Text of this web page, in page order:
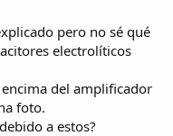
pero no sé qué
electrolíticos
del amplificador
foto.
a estos?